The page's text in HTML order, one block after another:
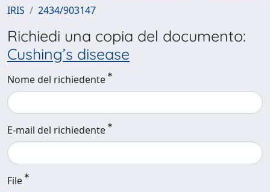
IRIS 2434/903147
Richiedi una copia del documento:
Cushing’s disease
Nome del richiedente
E-mail del richiedente
File